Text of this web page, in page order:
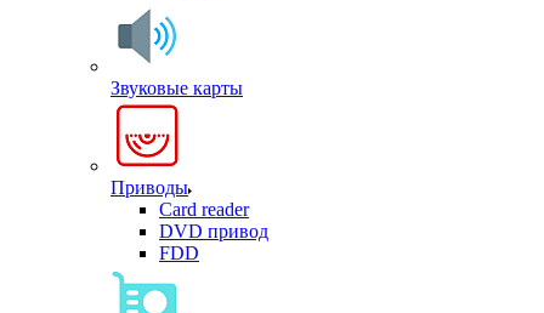
Звуковые карты
Приводы
Card reader
DVD привод
FDD